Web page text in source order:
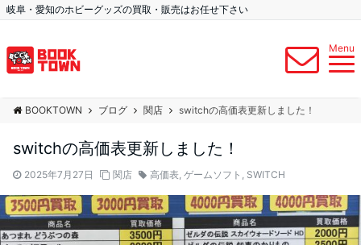
岐阜・愛知のホビーグッズの買取・販売はお任せ下さい
Menu
BOOKTOWN ブログ 関店 switchの高価表更新しました！
switchの高価表更新しました！
2025年7月27日 関店 高価表, ゲームソフト , SWITCH